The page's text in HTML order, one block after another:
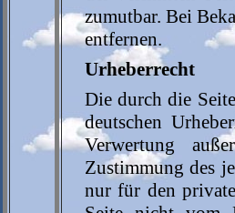
zumutbar. Bei
entfernen.
Urheberrecht
Die durch die
deutschen
Verwertung
Zustimmung des
nur für den